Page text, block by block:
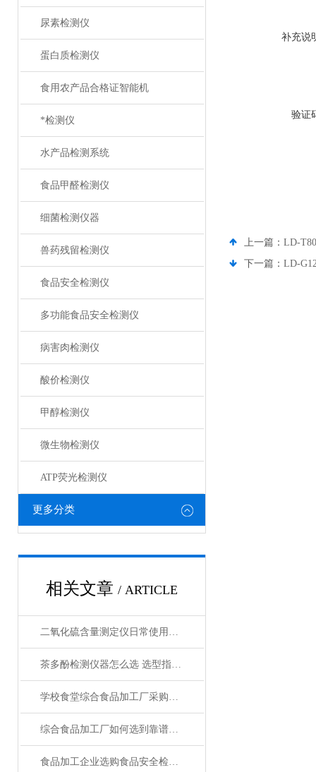
尿素检测仪
蛋白质检测仪
食用农产品合格证智能机
*检测仪
水产品检测系统
食品甲醛检测仪
细菌检测仪器
兽药残留检测仪
食品安全检测仪
多功能食品安全检测仪
病害肉检测仪
酸价检测仪
甲醇检测仪
微生物检测仪
ATP荧光检测仪
更多分类
相关文章 / ARTICLE
二氧化硫含量测定仪日常使用疑问与采购指南
茶多酚检测仪器怎么选 选型指南与型号推荐
学校食堂综合食品加工厂采购必读：食品重金属检测仪怎么选
综合食品加工厂如何选到靠谱的食品安全检测仪
食品加工企业选购食品安全检测仪怎么选才靠谱
补充说
验证
上一篇： LD-
下一篇： LD-